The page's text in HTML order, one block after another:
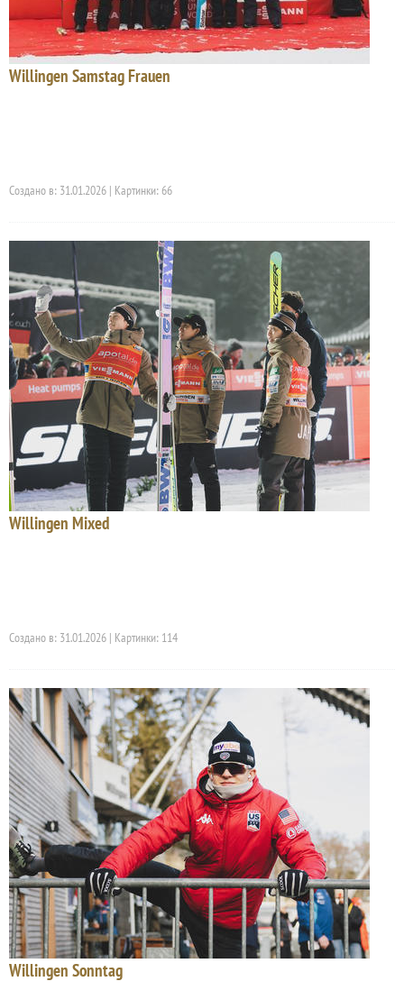
Willingen Samstag Frauen
Создано в: 31.01.2026 | Картинки: 66
Willingen Mixed
Создано в: 31.01.2026 | Картинки: 114
Willingen Sonntag